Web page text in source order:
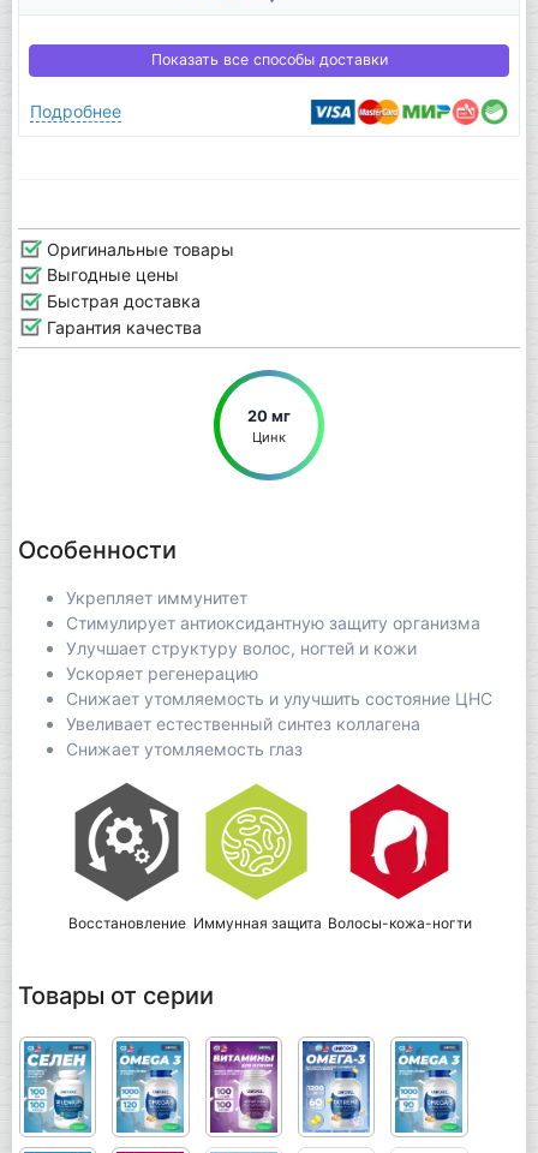
Показать все способы доставки
Подробнее
Оригинальные товары
Выгодные цены
Быстрая доставка
Гарантия качества
20 мг
Цинк
Особенности
Укрепляет иммунитет
Стимулирует антиоксидантную защиту организма
Улучшает структуру волос, ногтей и кожи
Ускоряет регенерацию
Снижает утомляемость и улучшить состояние ЦНС
Увеливает естественный синтез коллагена
Снижает утомляемость глаз
Восстановление Иммунная защита Волосы-кожа-ногти
Товары от серии